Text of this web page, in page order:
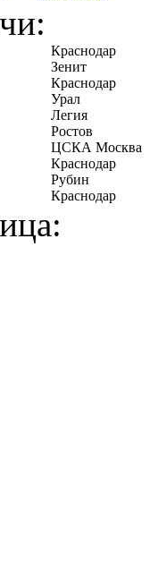
Краснодар
Зенит
Краснодар
Урал
Легия
Ростов
ЦСКА Москва
Краснодар
Рубин
Краснодар